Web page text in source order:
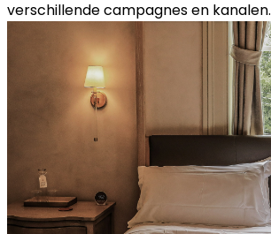
verschillende campagnes en kanalen.